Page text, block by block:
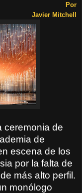
Por
Javier Mitchell
ceremonia de
de
escena de los
por la falta de
más alto perfil.
monólogo